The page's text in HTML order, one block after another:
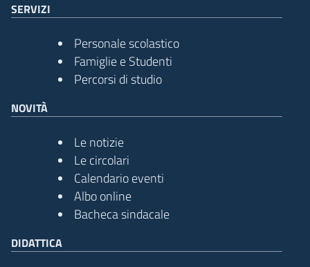
SERVIZI
Personale scolastico
Famiglie e Studenti
Percorsi di studio
NOVITÀ
Le notizie
Le circolari
Calendario eventi
Albo online
Bacheca sindacale
DIDATTICA